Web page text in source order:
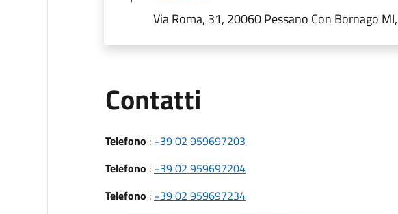
Via Roma, 31, 20060 Pessano Con Bornago
Contatti
Telefono : +39 02 959697203
Telefono : +39 02 959697204
Telefono : +39 02 959697234